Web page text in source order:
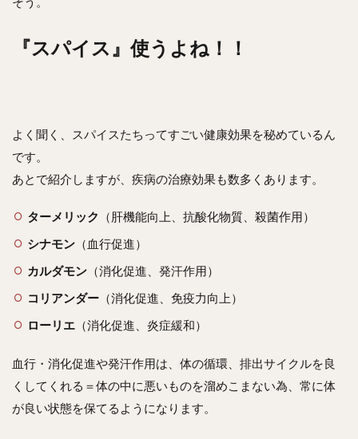
『スパイス』使うよね！！
よく聞く、スパイスたちってすごい健康効果を秘めているん
です。
あとで紹介しますが、疾病の治療効果も数多くあります。
ターメリック （肝機能向上、抗酸化物質、殺菌作用）
シナモン（血行促進）
カルダモン（消化促進、発汗作用）
コリアンダー（消化促進、免疫力向上）
ローリエ（消化促進、炎症緩和）
血行・消化促進や発汗作用は、体の循環、排出サイクルを良
くしてくれる＝体の中に悪いものを溜めこまない為、常に体
が良い状態を保てるようになります。